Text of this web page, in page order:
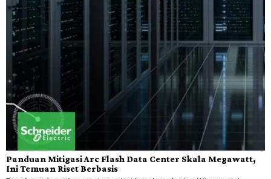
Panduan Mitigasi Arc Flash Data Center Skala Megawatt,
Ini Temuan Riset Berbasis